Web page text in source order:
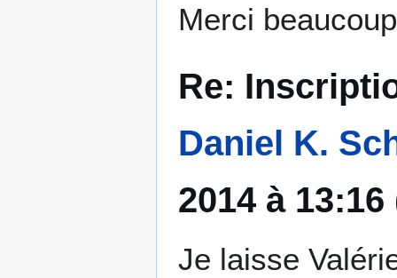
Merci
Re:
Daniel K.
2014 à 13:16
Je laisse